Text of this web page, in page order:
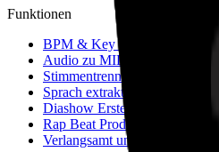
Funktionen
BPM & Key Finder
Audio zu MIDI Konverter
Stimmentrennung
Sprach extraktor
Diashow Ersteller
Rap Beat Produktion
Verlangsamt und Hall Generator